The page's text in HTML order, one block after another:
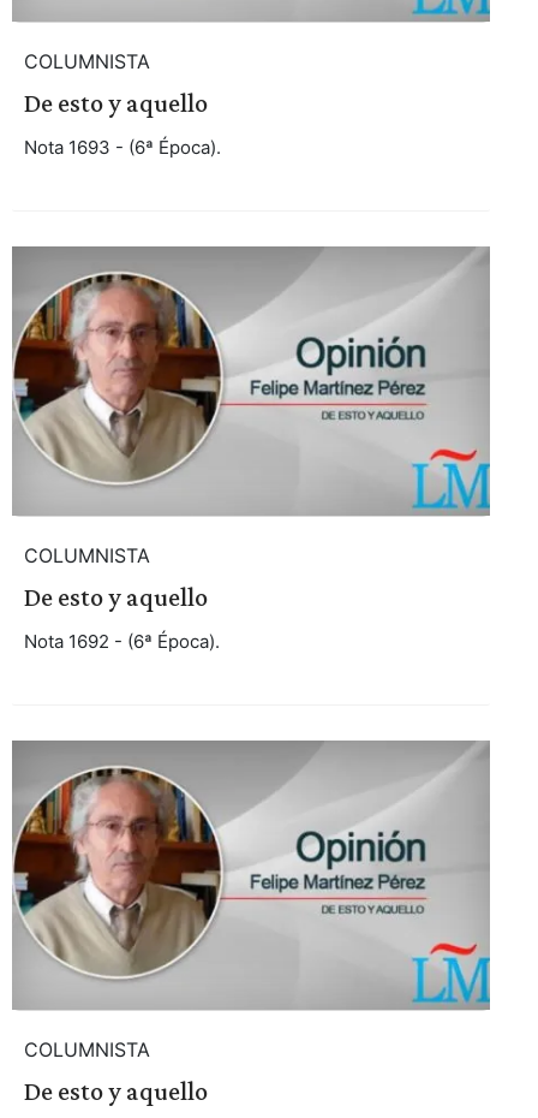
COLUMNISTA
De esto y aquello
Nota 1693 - (6ª Época).
COLUMNISTA
De esto y aquello
Nota 1692 - (6ª Época).
COLUMNISTA
De esto y aquello